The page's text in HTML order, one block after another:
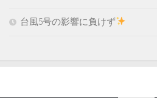
台風5号の影響に負けず